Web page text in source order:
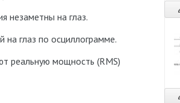
незаметны на глаз.
глаз по осциллограмме.
реальную мощность (RMS)